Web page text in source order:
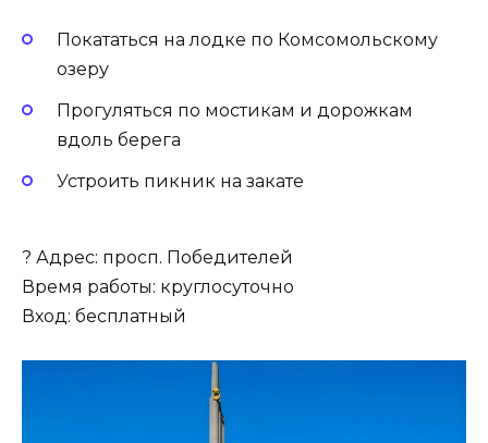
Покататься на лодке по Комсомольскому
озеру
Прогуляться по мостикам и дорожкам
вдоль берега
Устроить пикник на закате
? Адрес: просп. Победителей
Время работы: круглосуточно
Вход: бесплатный